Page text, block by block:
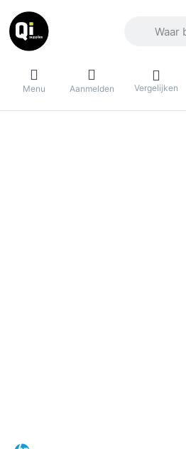
Menu Aanmelden Vergelijken